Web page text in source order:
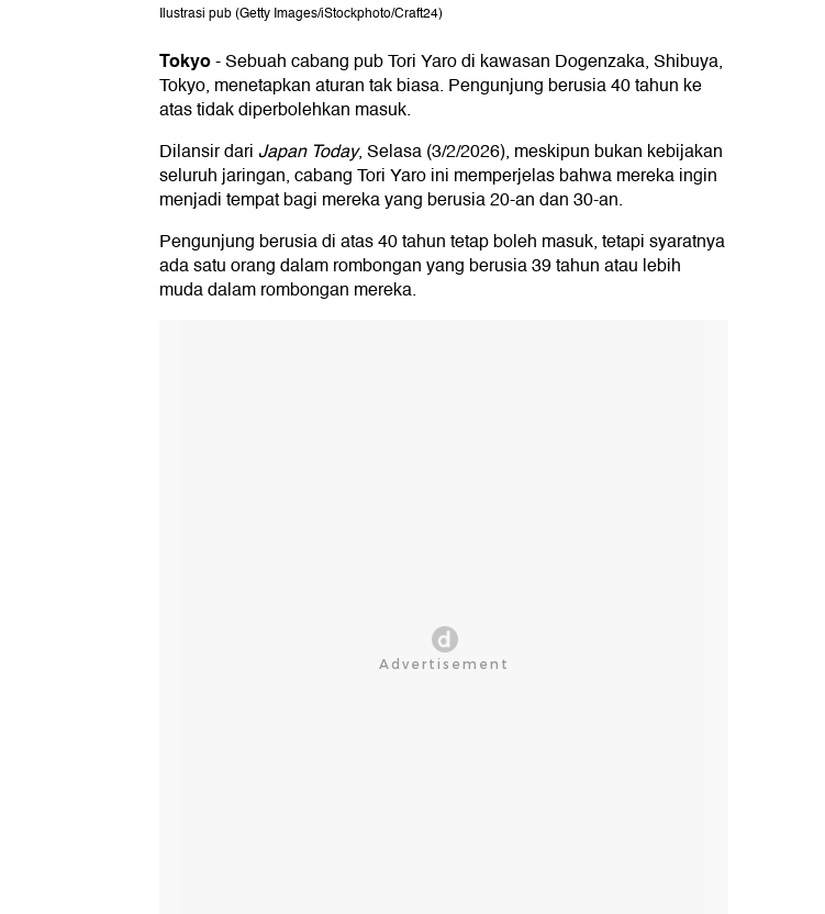
Ilustrasi pub (Getty Images/iStockphoto/Craft24)
Tokyo-Sebuah cabang pub Tori Yaro di kawasan Dogenzaka, Shibuya,
Tokyo, menetapkan aturan tak biasa. Pengunjung berusia 40 tahun ke
atas tidak diperbolehkan masuk.
Dilansir dariJapan Today, Selasa (3/2/2026), meskipun bukan kebijakan
seluruh jaringan, cabang Tori Yaro ini memperjelas bahwa mereka ingin
menjadi tempat bagi mereka yang berusia 20-an dan 30-an.
Pengunjung berusia di atas 40 tahun tetap boleh masuk, tetapi syaratnya
ada satu orang dalam rombongan yang berusia 39 tahun atau lebih
muda dalam rombongan mereka.